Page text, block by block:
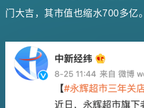
门大吉，其市值也缩水700多亿。